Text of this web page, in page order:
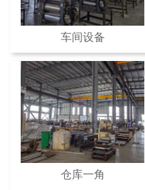
车间设备
仓库一角